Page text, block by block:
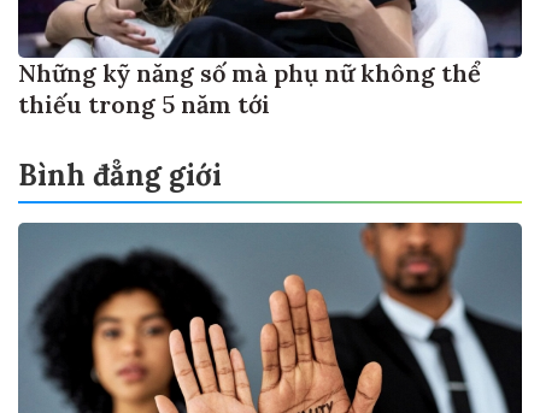
Những kỹ năng số mà phụ nữ không thể
thiếu trong 5 năm tới
Bình đẳng giới